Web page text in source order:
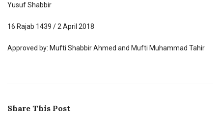
Yusuf Shabbir
16 Rajab 1439 / 2 April 2018
Approved by: Mufti Shabbir Ahmed and Mufti Muhammad Tahir
Share This Post